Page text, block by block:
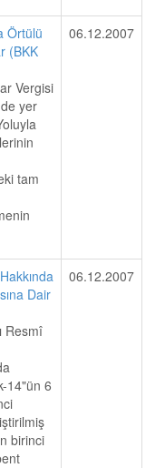
Örtülü
(BKK
Vergisi
yer
tam
06.12.2007
Dair
Resmî
14"ün 6
birinci
06.12.2007